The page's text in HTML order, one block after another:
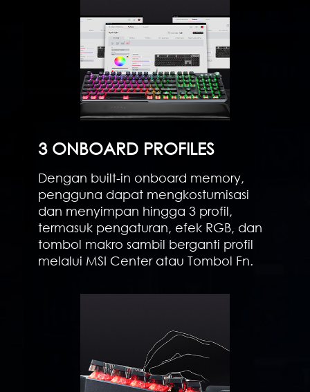
3 ONBOARD PROFILES
Dengan built-in onboard memory,
pengguna dapat mengkostumisasi
dan menyimpan hingga 3 profil,
termasuk pengaturan, efek RGB, dan
tombol makro sambil berganti profil
melalui MSI Center atau Tombol Fn.